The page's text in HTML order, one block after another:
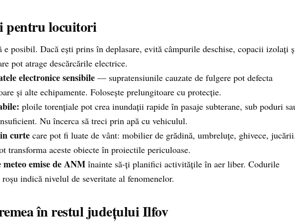
pentru locuitori
e posibil. Dacă ești prins în deplasare, evită câmpurile deschise, copacii izolați
pot atrage descărcările electrice.
electronice sensibile — supratensiunile cauzate de fulgere pot defecta
și alte echipamente. Folosește prelungitoare cu protecție.
ploile torențiale pot crea inundații rapide în pasaje subterane, sub poduri
Nu încerca să treci prin apă cu vehiculul.
curte care pot fi luate de vânt: mobilier de grădină, umbreluțe, ghivece,
transforma aceste obiecte în proiectile periculoase.
emise de ANM înainte să-ți planifici activitățile în aer liber. Codurile
indică nivelul de severitate al fenomenelor.
în restul județului Ilfov